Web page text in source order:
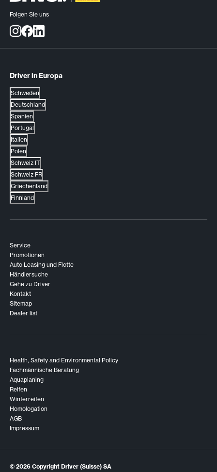
Folgen Sie uns
Driver in Europa
Schweden
Deutschland
Spanien
Portugal
Italien
Polen
Schweiz IT
Schweiz FR
Griechenland
Finnland
Service
Promotionen
Auto Leasing und Flotte
Händlersuche
Gehe zu Driver
Kontakt
Sitemap
Dealer list
Health, Safety and Environmental Policy
Fachmännische Beratung
Aquaplaning
Reifen
Winterreifen
Homologation
AGB
Impressum
© 2026 Copyright Driver (Suisse) SA